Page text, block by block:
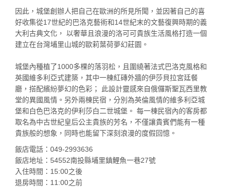
因此，城堡創辦人把自己在歐洲的所見所聞，並因著自己的喜
好收集從17世紀的巴洛克藝術和14世紀末的文藝復興時期的義
大利古典文化， 以奢華且浪漫的洛可可貴族生活風格打造一個
建立在台灣埔里山城的歐莉葉荷夢幻莊園。
城堡內種植了1000多棵的落羽松，且圍繞著法式巴洛克風格和
英國維多利亞式建築，其中一棟紅磚外牆的伊莎貝拉宮廷餐
廳，搭配繽紛夢幻的色彩； 此設計靈感來自俄儸斯聖瓦西里教
堂的異國風情。另外兩棟民宿，分別為英倫風情的維多利亞城
堡和白色巴洛克的伊利莎白二世城堡。 每一棟民宿內的客房都
取名為中古世紀皇后公主貴族的芳名，不僅讓貴賓們能有一種
貴族般的想象，同時也能留下深刻浪漫的度假回憶。
飯店電話：049-2993636
飯店地址：54552南投縣埔里鎮鯉魚一巷27號
入住時間：15:00之後
退房時間：11:00之前